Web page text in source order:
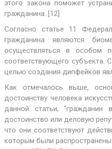
этого закона поможет
гражданина. [12]
Согласно статье 11
гражданина являются
осуществляться в особом
соответствующего субъекта.
целью создания дипфейков
Как отмечалось выше,
достоинству человека
данной статьи, “гражданин
достоинство или деловую
что они соответствуют
которым были